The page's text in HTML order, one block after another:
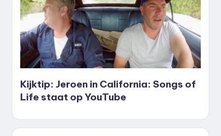
Kijktip: Jeroen in California: Songs of
Life staat op YouTube